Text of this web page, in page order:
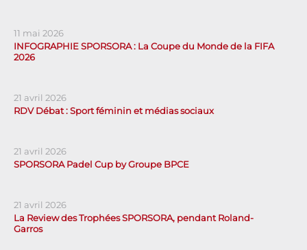
11 mai 2026
INFOGRAPHIE SPORSORA : La Coupe du Monde de la FIFA
2026
21 avril 2026
RDV Débat : Sport féminin et médias sociaux
21 avril 2026
SPORSORA Padel Cup by Groupe BPCE
21 avril 2026
La Review des Trophées SPORSORA, pendant Roland-
Garros